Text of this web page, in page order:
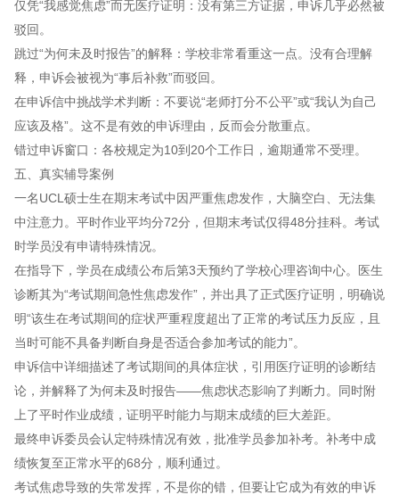
仅凭“我感觉焦虑”而无医疗证明：没有第三方证据，申诉几乎必然被
驳回。
跳过“为何未及时报告”的解释：学校非常看重这一点。没有合理解
释，申诉会被视为“事后补救”而驳回。
在申诉信中挑战学术判断：不要说“老师打分不公平”或“我认为自己
应该及格”。这不是有效的申诉理由，反而会分散重点。
错过申诉窗口：各校规定为10到20个工作日，逾期通常不受理。
五、真实辅导案例
一名UCL硕士生在期末考试中因严重焦虑发作，大脑空白、无法集
中注意力。平时作业平均分72分，但期末考试仅得48分挂科。考试
时学员没有申请特殊情况。
在指导下，学员在成绩公布后第3天预约了学校心理咨询中心。医生
诊断其为“考试期间急性焦虑发作”，并出具了正式医疗证明，明确说
明“该生在考试期间的症状严重程度超出了正常的考试压力反应，且
当时可能不具备判断自身是否适合参加考试的能力”。
申诉信中详细描述了考试期间的具体症状，引用医疗证明的诊断结
论，并解释了为何未及时报告——焦虑状态影响了判断力。同时附
上了平时作业成绩，证明平时能力与期末成绩的巨大差距。
最终申诉委员会认定特殊情况有效，批准学员参加补考。补考中成
绩恢复至正常水平的68分，顺利通过。
考试焦虑导致的失常发挥，不是你的错，但要让它成为有效的申诉